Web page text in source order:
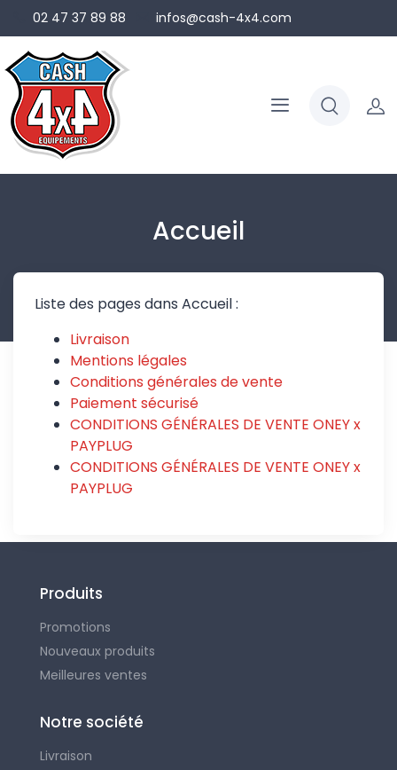
02 47 37 89 88 infos@cash-4x4.com
Accueil
Liste des pages dans Accueil :
Livraison
Mentions légales
Conditions générales de vente
Paiement sécurisé
CONDITIONS GÉNÉRALES DE VENTE ONEY x
PAYPLUG
CONDITIONS GÉNÉRALES DE VENTE ONEY x
PAYPLUG
Produits
Promotions
Nouveaux produits
Meilleures ventes
Notre société
Livraison